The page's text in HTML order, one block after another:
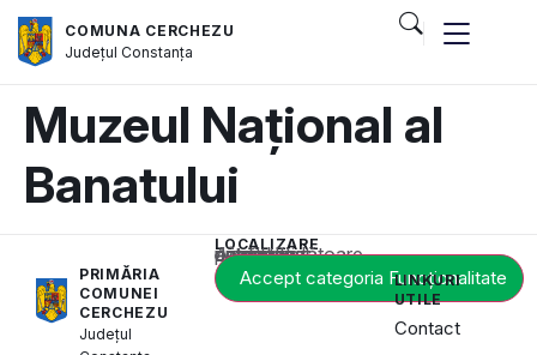
COMUNA CERCHEZU
JudețulConstanța
Muzeul Național al
Banatului
PRIMĂRIA
COMUNEI
CERCHEZU
Județul
LOCALIZARE
Acest conținut este blocat până când acceptați categoria corespunzătoare de cookie-uri.
Accept categoria Funcționalitate
LINKURI
UTILE
Contact